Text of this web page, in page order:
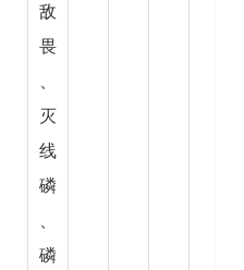
敌
畏
灭
线
磷
磷